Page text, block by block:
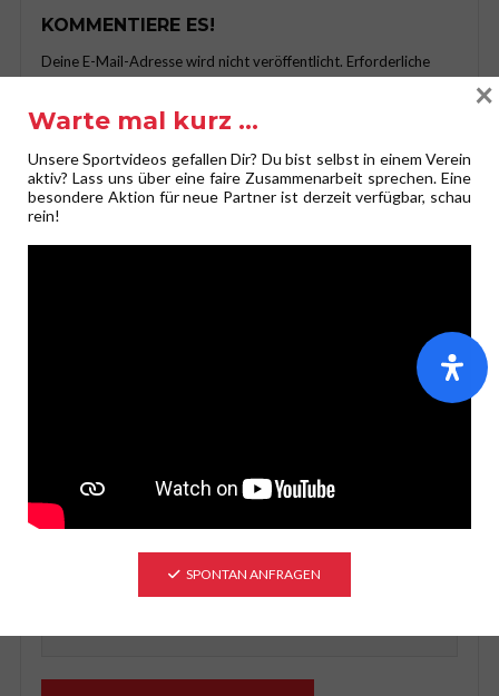
KOMMENTIERE ES!
Deine E-Mail-Adresse wird nicht veröffentlicht. Erforderliche
Kommentar*
E-Mail-Adresse
Warte mal kurz …
Unsere Sportvideos gefallen Dir? Du bist selbst in einem Verein
aktiv? Lass uns über eine faire Zusammenarbeit sprechen. Eine
besondere Aktion für neue Partner ist derzeit verfügbar, schau
rein!
SPONTAN ANFRAGEN
×